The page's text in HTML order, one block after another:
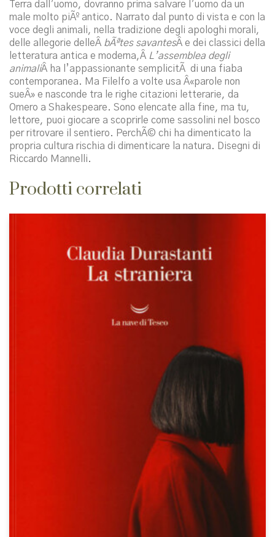
Terra dall’uomo, dovranno prima salvare l’uomo da un
male molto piÃº antico. Narrato dal punto di vista e con la
voce degli animali, nella tradizione degli apologhi morali,
delle allegorie delleÂ bÃªtes savantesÂ e dei classici della
letteratura antica e moderna,Â L’assemblea degli
animaliÂ ha l’appassionante semplicitÃ di una fiaba
contemporanea. Ma Filelfo a volte usa Â«parole non
sueÂ» e nasconde tra le righe citazioni letterarie, da
Omero a Shakespeare. Sono elencate alla fine, ma tu,
lettore, puoi giocare a scoprirle come sassolini nel bosco
per ritrovare il sentiero. PerchÃ© chi ha dimenticato la
propria cultura rischia di dimenticare la natura. Disegni di
Riccardo Mannelli.
Prodotti correlati